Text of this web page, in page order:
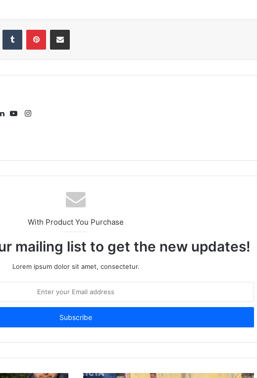
Tumblr PinterestShare via Email
Instagram
With Product You Purchase
mailing list to get the new updates!
Lorem ipsum dolor sit amet, consectetur.